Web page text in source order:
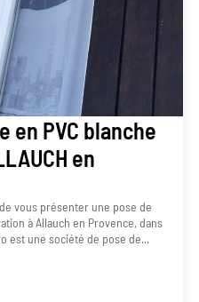
en PVC blanche
en
vous présenter une pose de
à Allauch en Provence, dans
est une société de pose de...